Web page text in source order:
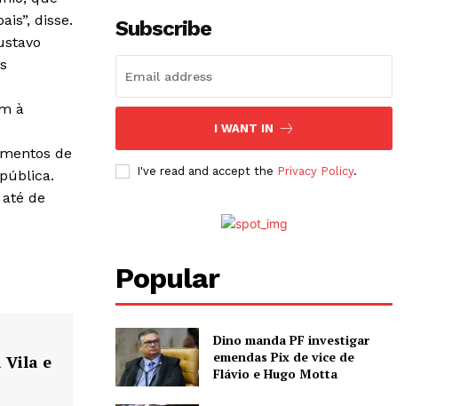
disse.
à
de
de
Vila e
Subscribe
I WANT IN
I've read and accept the Privacy Policy.
Popular
Dino manda PF investigar
emendas Pix de vice de
Flávio e Hugo Motta